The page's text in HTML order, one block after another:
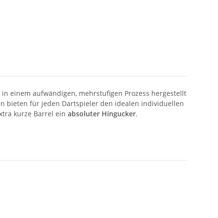
in einem aufwändigen, mehrstufigen Prozess hergestellt
bieten für jeden Dartspieler den idealen individuellen
kurze Barrel ein absoluter Hingucker.